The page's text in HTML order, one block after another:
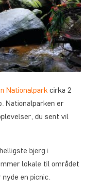
Nationalpark cirka 2
Nationalparken er
du sent vil
bjerg i
lokale til området
en picnic.